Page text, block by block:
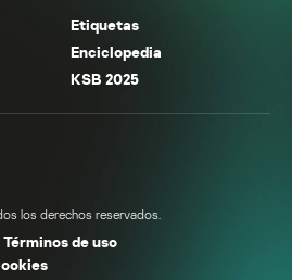
Etiquetas
Enciclopedia
KSB 2025
los derechos reservados.
Términos de uso